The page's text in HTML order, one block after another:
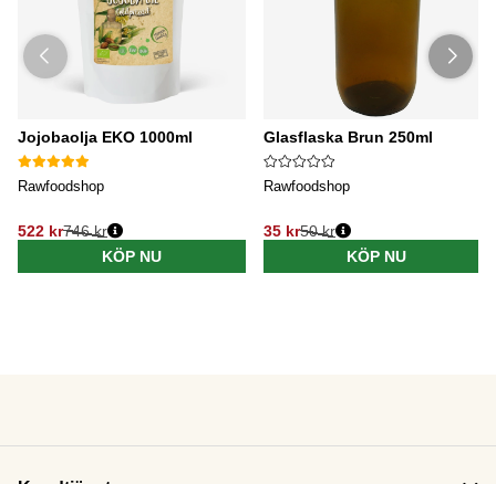
Jojobaolja EKO 1000ml
Rawfoodshop
522 kr746 kr
KÖP NU
Glasflaska Brun 250ml
Rawfoodshop
35 kr50 kr
KÖP NU